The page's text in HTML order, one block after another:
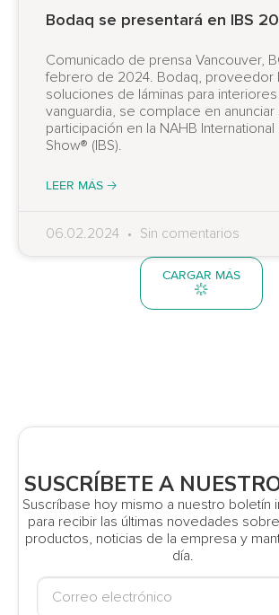
Bodaq se presentará en IBS
Comunicado de prensa Vancouver,
febrero de 2024. Bodaq, proveedor
soluciones de láminas para
vanguardia, se complace en anunciar
participación en la NAHB
Show® (IBS).
LEER MÁS 🡢
06.02.2024 Sin comentarios
CARGAR MÁS
SUSCRÍBETE A
Suscríbase hoy mismo a nuestro boletín
para recibir las últimas novedades
productos, noticias de la empresa y
día.